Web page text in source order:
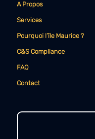
A Propos
Services
Pourquoi l’île Maurice ?
C&S Compliance
FAQ
Contact